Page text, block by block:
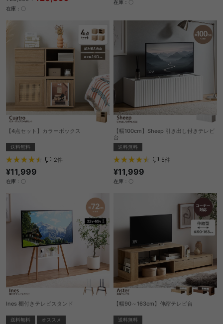
在庫：〇
在庫：〇
【4点セット】カラーボックス
送料無料
2件
¥11,999
在庫：〇
【幅100cm】Sheep 引き出し付きテレビ
台
送料無料
5件
¥11,999
在庫：〇
Ines 棚付きテレビスタンド
送料無料 オススメ
【幅90～163cm】伸縮テレビ台
送料無料